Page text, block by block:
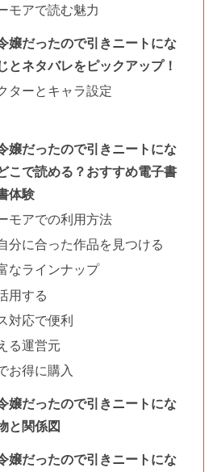
モアで読む魅力
嬢だったので引きニートにな
とネタバレをピックアップ！
ターとキャラ設定
嬢だったので引きニートにな
こで読める？おすすめ電子書
体験
モアでの利用方法
分に合った作品を見つける
なラインナップ
用する
対応で便利
る運営元
お得に購入
嬢だったので引きニートにな
と関係図
嬢だったので引きニートにな